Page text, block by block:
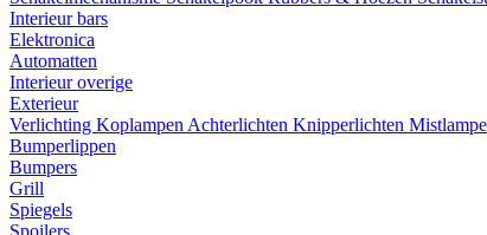
Interieur bars
Elektronica
Automatten
Interieur overige
Exterieur
Verlichting Koplampen Achterlichten Knipperlichten
Bumperlippen
Bumpers
Grill
Spiegels
Spoilers